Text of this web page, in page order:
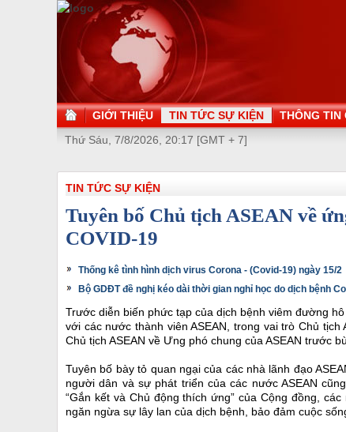
GIỚI THIỆU TIN TỨC SỰ KIỆN THÔNG TIN
Thứ Sáu, 7/8/2026, 20:17 [GMT + 7]
TIN TỨC SỰ KIỆN
Tuyên bố Chủ tịch ASEAN về
COVID-19
Thống kê tình hình dịch virus Corona - (Covid-19) ngày 15/2
Bộ GDĐT đề nghị kéo dài thời gian nghỉ học do dịch bệnh
Trước diễn biến phức tạp của dịch bệnh viêm đường
với các nước thành viên ASEAN, trong vai trò Chủ
Chủ tịch ASEAN về Ưng phó chung của ASEAN trước
Tuyên bố bày tỏ quan ngại của các nhà lãnh đạo
người dân và sự phát triển của các nước ASEAN
“Gắn kết và Chủ động thích ứng” của Cộng đồng,
ngăn ngừa sự lây lan của dịch bệnh, bảo đảm cuộc